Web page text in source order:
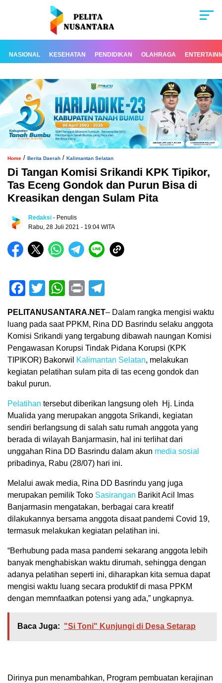
NASIONAL KESEHATAN PENDIDIKAN OLAHRAGA
Home / Berita Daerah / Kalimantan Selatan
Di Tangan Komisi Srikandi KPK Tipikor,
Tas Eceng Gondok dan Purun Bisa di
Kreasikan dengan Sulam Pita
Redaksi - Penulis
Rabu, 28 Juli 2021 - 19:04 WITA
Facebook
TwitterWhatsApp
Print
PELITANUSANTARA.NET– Dalam rangka mengisi waktu
luang pada saat PPKM, Rina DD Basrindu selaku anggota
Komisi Srikandi yang tergabung dibawah naungan Komisi
Pengawasan Korupsi Tindak Pidana Korupsi (KPK
TIPIKOR) Bakorwil
Kalimantan Selatan, melakukan
kegiatan pelatihan sulam pita di tas eceng gondok dan
bakul purun.
Pelatihan tersebut diberikan langsung oleh Hj. Linda
Mualida yang merupakan anggota Srikandi, kegiatan
sendiri berlangsung di salah satu rumah anggota yang
berada di wilayah Banjarmasin, hal ini terlihat dari
unggahan Rina DD Basrindu dalam akun media sosial
pribadinya, Rabu (28/07) hari ini.
Melalui awak media, Rina DD Basrindu yang juga
merupakan pemilik Toko Sasirangan Barikit Acil Imas
Banjarmasin mengatakan, berbagai cara kreatif
dilakukannya bersama anggota disaat pandemi Covid 19,
termasuk melakukan kegiatan pelatihan ini.
“Berhubung pada masa pandemi sekarang anggota lebih
banyak menghabiskan waktu dirumah, sehingga dengan
adanya pelatihan seperti ini, diharapkan kita semua dapat
mengisi waktu luang secara produktif di masa PPKM
dengan memnfaatkan potensi yang ada,” ungkapnya.
Baca Juga: "Si Toni" Kunjungi di Desa Setarap
Dirinya pun menambahkan, Program pembuatan kerajinan